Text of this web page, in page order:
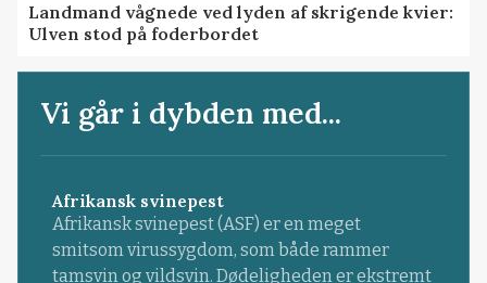
Landmand vågnede ved lyden af skrigende kvier:
Ulven stod på foderbordet
Vi går i dybden med...
Afrikansk svinepest
Afrikansk svinepest (ASF) er en meget
smitsom virussygdom, som både rammer
tamsvin og vildsvin. Dødeligheden er ekstremt